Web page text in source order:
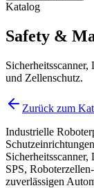
Katalog
Safety &
und Zellenschutz.
Zurück zum
Industrielle
SPS,
zuverlässigen